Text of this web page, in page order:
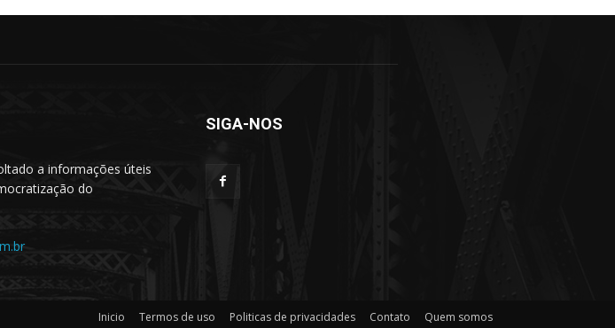
a informações úteis
do
SIGA-NOS
Inicio Termos de uso Politicas de privacidades Contato Quem somos